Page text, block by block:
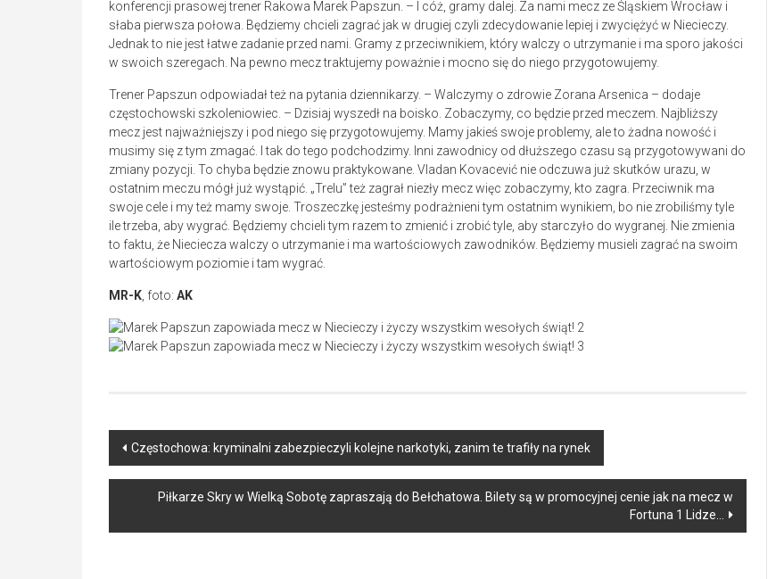
konferencji prasowej trener Rakowa Marek Papszun. – I cóż, gramy dalej. Za nami mecz ze Śląskiem Wrocław i
słaba pierwsza połowa. Będziemy chcieli zagrać jak w drugiej czyli zdecydowanie lepiej i zwyciężyć w Niecieczy.
Jednak to nie jest łatwe zadanie przed nami. Gramy z przeciwnikiem, który walczy o utrzymanie i ma sporo jakości
w swoich szeregach. Na pewno mecz traktujemy poważnie i mocno się do niego przygotowujemy.
Trener Papszun odpowiadał też na pytania dziennikarzy. – Walczymy o zdrowie Zorana Arsenica – dodaje
częstochowski szkoleniowiec. – Dzisiaj wyszedł na boisko. Zobaczymy, co będzie przed meczem. Najbliższy
mecz jest najważniejszy i pod niego się przygotowujemy. Mamy jakieś swoje problemy, ale to żadna nowość i
musimy się z tym zmagać. I tak do tego podchodzimy. Inni zawodnicy od dłuższego czasu są przygotowywani do
zmiany pozycji. To chyba będzie znowu praktykowane. Vladan Kovacević nie odczuwa już skutków urazu, w
ostatnim meczu mógł już wystąpić. „Trelu” też zagrał niezły mecz więc zobaczymy, kto zagra. Przeciwnik ma
swoje cele i my też mamy swoje. Troszeczkę jesteśmy podrażnieni tym ostatnim wynikiem, bo nie zrobiliśmy tyle
ile trzeba, aby wygrać. Będziemy chcieli tym razem to zmienić i zrobić tyle, aby starczyło do wygranej. Nie zmienia
to faktu, że Nieciecza walczy o utrzymanie i ma wartościowych zawodników. Będziemy musieli zagrać na swoim
wartościowym poziomie i tam wygrać.
MR-K, foto: AK
Post
navigation
Częstochowa: kryminalni zabezpieczyli kolejne narkotyki, zanim te trafiły na rynek
Piłkarze Skry w Wielką Sobotę zapraszają do Bełchatowa. Bilety są w promocyjnej cenie jak na mecz w
Fortuna 1 Lidze…